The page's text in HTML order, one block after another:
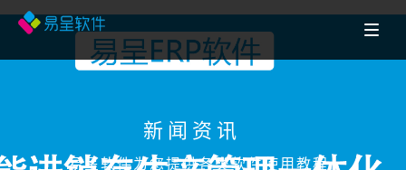
新闻资讯
易呈软件为您提供各类软件使用教程